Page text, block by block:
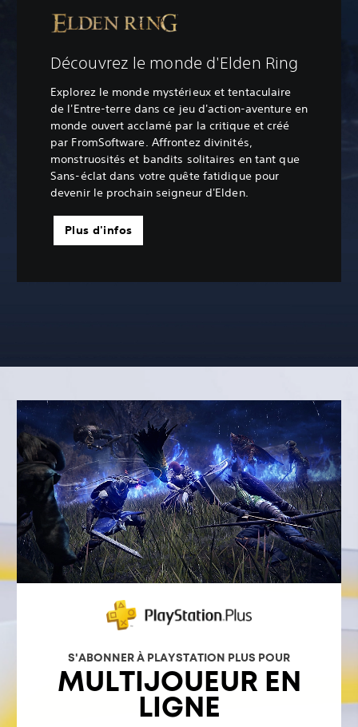
Découvrez le monde d'Elden Ring
Explorez le monde mystérieux et tentaculaire
de l'Entre-terre dans ce jeu d'action-aventure en
monde ouvert acclamé par la critique et créé
par FromSoftware. Affrontez divinités,
monstruosités et bandits solitaires en tant que
Sans-éclat dans votre quête fatidique pour
devenir le prochain seigneur d'Elden.
Plus d'infos
S'ABONNER À PLAYSTATION PLUS POUR
MULTIJOUEUR EN
LIGNE